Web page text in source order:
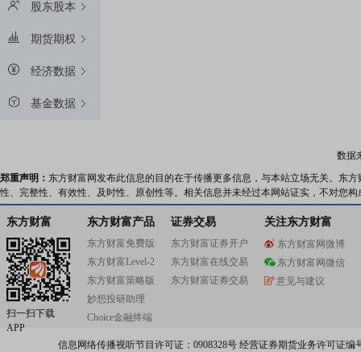
股东股本
期货期权
经济数据
基金数据
数据
郑重声明： 东方财富网发布此信息的目的在于传播更多信息，与本站立场无关。东
性、完整性、有效性、及时性、原创性等。相关信息并未经过本网站证实，不对您
东方财富
扫一扫下载
APP
东方财富产品
东方财富免费版
东方财富Level-2
东方财富策略版
妙想投研助理
Choice金融终端
证券交易
东方财富证券开户
东方财富在线交易
东方财富证券交易
关注东方财富
东方财富网微博
东方财富网微信
意见与建议
信息网络传播视听节目许可证：0908328号 经营证券期货业务许可证编